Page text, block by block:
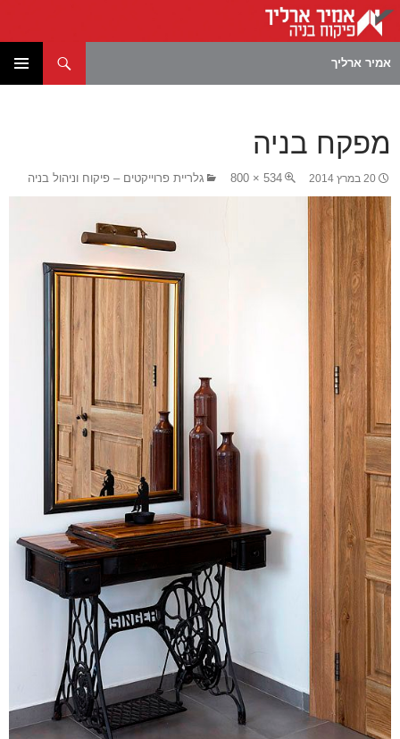
אמיר ארליך
מפקח בניה
20 במרץ 2014 534 × 800 גלריית פרוייקטים – פיקוח וניהול בניה